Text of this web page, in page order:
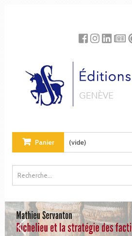
Panier (vide)